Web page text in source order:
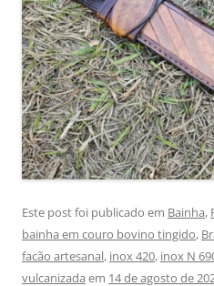
Este post foi publicado em Bainha,
bainha em couro bovino tingido,
facão artesanal, inox 420, inox N
vulcanizada em 14 de agosto de